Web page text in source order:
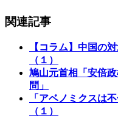
関連記事
【コラム】中国の
（１）
鳩山元首相「安倍
問」
「アベノミクスは
（１）